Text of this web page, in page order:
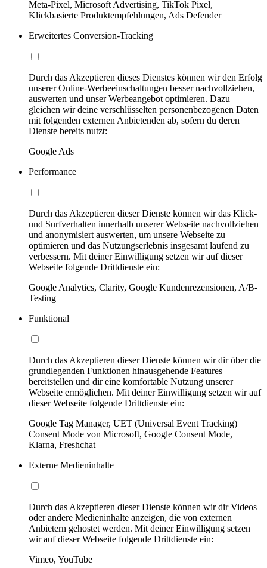
Meta-Pixel, Microsoft Advertising, TikTok Pixel,
Klickbasierte Produktempfehlungen, Ads Defender
Erweitertes Conversion-Tracking
Durch das Akzeptieren dieses Dienstes können wir den Erfolg
unserer Online-Werbeeinschaltungen besser nachvollziehen,
auswerten und unser Werbeangebot optimieren. Dazu
gleichen wir deine verschlüsselten personenbezogenen Daten
mit folgenden externen Anbietenden ab, sofern du deren
Dienste bereits nutzt:
Google Ads
Performance
Durch das Akzeptieren dieser Dienste können wir das Klick-
und Surfverhalten innerhalb unserer Webseite nachvollziehen
und anonymisiert auswerten, um unsere Webseite zu
optimieren und das Nutzungserlebnis insgesamt laufend zu
verbessern. Mit deiner Einwilligung setzen wir auf dieser
Webseite folgende Drittdienste ein:
Google Analytics, Clarity, Google Kundenrezensionen, A/B-
Testing
Funktional
Durch das Akzeptieren dieser Dienste können wir dir über die
grundlegenden Funktionen hinausgehende Features
bereitstellen und dir eine komfortable Nutzung unserer
Webseite ermöglichen. Mit deiner Einwilligung setzen wir auf
dieser Webseite folgende Drittdienste ein:
Google Tag Manager, UET (Universal Event Tracking)
Consent Mode von Microsoft, Google Consent Mode,
Klarna, Freshchat
Externe Medieninhalte
Durch das Akzeptieren dieser Dienste können wir dir Videos
oder andere Medieninhalte anzeigen, die von externen
Anbietern gehostet werden. Mit deiner Einwilligung setzen
wir auf dieser Webseite folgende Drittdienste ein:
Vimeo, YouTube